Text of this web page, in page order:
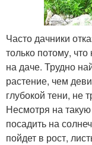
Часто дачники
только потому,
на даче. Трудно
растение, чем
глубокой тени, не
Несмотря на
посадить на
пойдет в рост,